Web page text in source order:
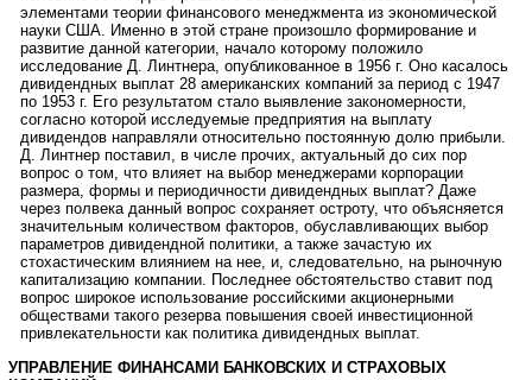
элементами теории финансового менеджмента из экономической
науки США. Именно в этой стране произошло формирование и
развитие данной категории, начало которому положило
исследование Д. Линтнера, опубликованное в 1956 г. Оно касалось
дивидендных выплат 28 американских компаний за период с 1947
по 1953 г. Его результатом стало выявление закономерности,
согласно которой исследуемые предприятия на выплату
дивидендов направляли относительно постоянную долю прибыли.
Д. Линтнер поставил, в числе прочих, актуальный до сих пор
вопрос о том, что влияет на выбор менеджерами корпорации
размера, формы и периодичности дивидендных выплат? Даже
через полвека данный вопрос сохраняет остроту, что объясняется
значительным количеством факторов, обуславливающих выбор
параметров дивидендной политики, а также зачастую их
стохастическим влиянием на нее, и, следовательно, на рыночную
капитализацию компании. Последнее обстоятельство ставит под
вопрос широкое использование российскими акционерными
обществами такого резерва повышения своей инвестиционной
привлекательности как политика дивидендных выплат.
УПРАВЛЕНИЕ ФИНАНСАМИ БАНКОВСКИХ И СТРАХОВЫХ